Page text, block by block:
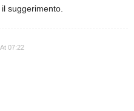
suggerimento.
07:22